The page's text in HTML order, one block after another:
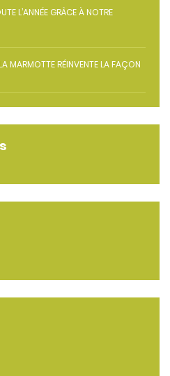
L’ANNÉE GRÂCE À NOTRE
MARMOTTE RÉINVENTE LA FAÇON